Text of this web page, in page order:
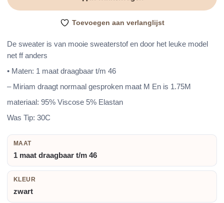
De sweater is van mooie sweaterstof en door het leuke model
net ff anders
• Maten: 1 maat draagbaar t/m 46
– Miriam draagt normaal gesproken maat M En is 1.75M
materiaal: 95% Viscose 5% Elastan
Was Tip: 30C
aantal
Toevoegen aan verlanglijst
MAAT
1 maat draagbaar t/m 46
KLEUR
zwart